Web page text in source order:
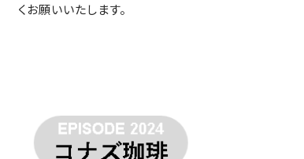
くお願いいたします。